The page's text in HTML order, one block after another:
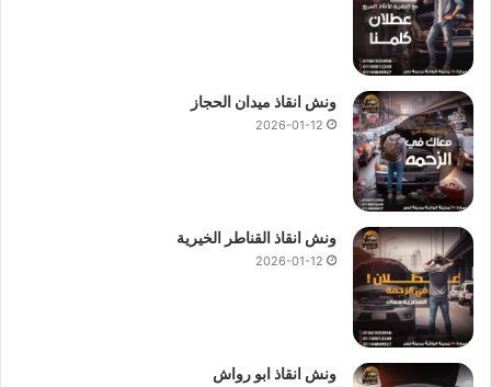
ونش انقاذ ميدان الحجاز
2026-01-12
ونش انقاذ القناطر الخيرية
2026-01-12
ونش انقاذ ابو رواش